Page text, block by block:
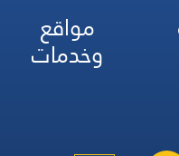
مواقع
وخدمات